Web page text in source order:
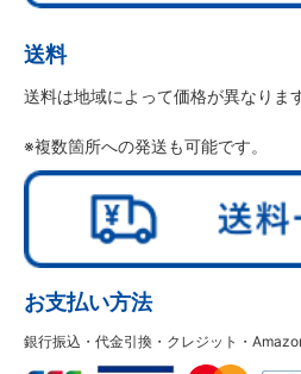
送料
送料は地域によって価格が異なります
※複数箇所への発送も可能です。
お支払い方法
銀行振込・代金引換・クレジット・